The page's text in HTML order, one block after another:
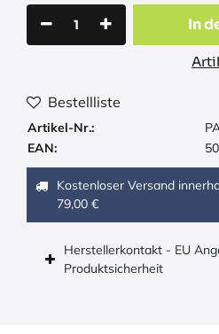
In
Bestellliste
Artikel-Nr.:
EAN:
Kostenloser Versand
79,00 €
Herstellerkontakt - EU
Produktsicherheit